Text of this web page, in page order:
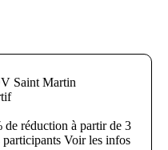
Saint Martin
réduction à partir de 3
Voir les infos